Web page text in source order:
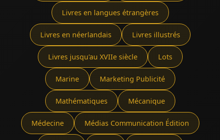
Livres en langues étrangères
Livres en néerlandais Livres illustrés
Livres jusqu'au XVIIe siècle Lots
Marine Marketing Publicité
Mathématiques Mécanique
Médecine Médias Communication Édition